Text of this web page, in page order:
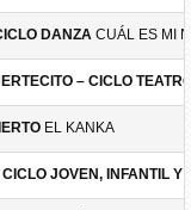
DANZA CUÁL ES MI
– CICLO
EL KANKA
JOVEN, INFANTIL Y